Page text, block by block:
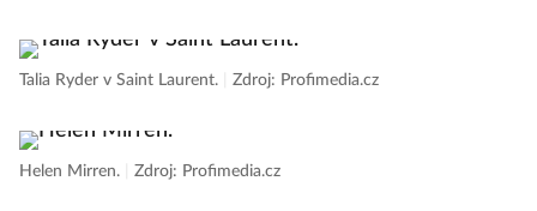
Talia Ryder v Saint Laurent. Zdroj: Profimedia.cz
Helen Mirren. Zdroj: Profimedia.cz